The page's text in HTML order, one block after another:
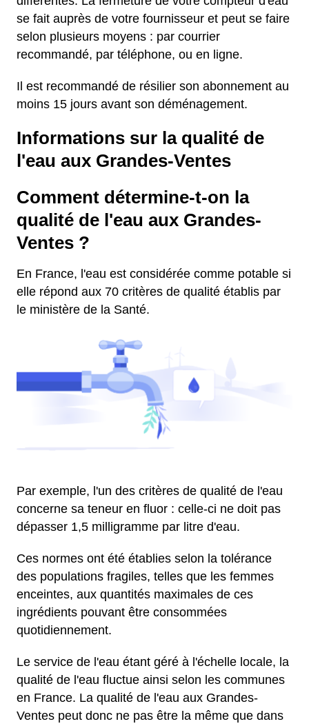
se fait auprès de votre fournisseur et peut se faire
selon plusieurs moyens : par courrier
recommandé, par téléphone, ou en ligne.
Il est recommandé de résilier son abonnement au
moins 15 jours avant son déménagement.
Informations sur la qualité de
l'eau aux Grandes-Ventes
Comment détermine-t-on la
qualité de l'eau aux Grandes-
Ventes ?
En France, l'eau est considérée comme potable si
elle répond aux 70 critères de qualité établis par
le ministère de la Santé.
Par exemple, l'un des critères de qualité de l'eau
concerne sa teneur en fluor : celle-ci ne doit pas
dépasser 1,5 milligramme par litre d'eau.
Ces normes ont été établies selon la tolérance
des populations fragiles, telles que les femmes
enceintes, aux quantités maximales de ces
ingrédients pouvant être consommées
quotidiennement.
Le service de l'eau étant géré à l'échelle locale, la
qualité de l'eau fluctue ainsi selon les communes
en France. La qualité de l'eau aux Grandes-
Ventes peut donc ne pas être la même que dans